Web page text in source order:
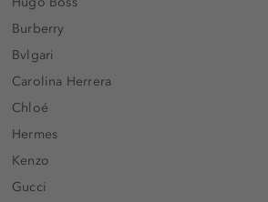
Burberry
Bvlgari
Carolina Herrera
Chloé
Hermes
Kenzo
Gucci